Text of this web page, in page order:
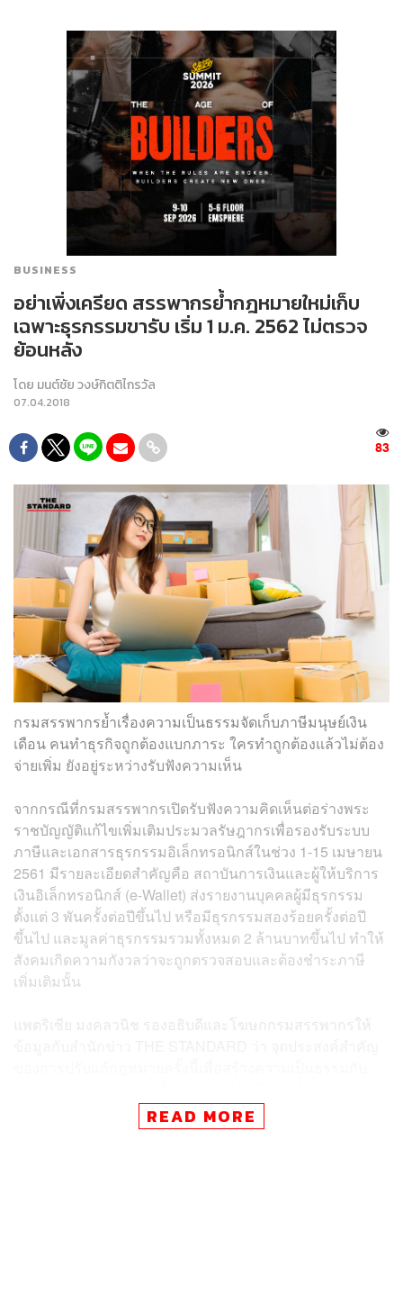
BUSINESS
อย่าเพิ่งเครียด สรรพากรย้ำกฎหมายใหม่เก็บ
เฉพาะธุรกรรมขารับ เริ่ม 1 ม.ค. 2562 ไม่ตรวจ
ย้อนหลัง
โดย มนต์ชัย วงษ์กิตติไกรวัล
07.04.2018
83
กรมสรรพากรย้ำเรื่องความเป็นธรรมจัดเก็บภาษีมนุษย์เงิน
เดือน คนทำธุรกิจถูกต้องแบกภาระ ใครทำถูกต้องแล้วไม่ต้อง
จ่ายเพิ่ม ยังอยู่ระหว่างรับฟังความเห็น
จากกรณีที่กรมสรรพากรเปิดรับฟังความคิดเห็นต่อร่างพระ
ราชบัญญัติแก้ไขเพิ่มเติมประมวลรัษฎากรเพื่อรองรับระบบ
ภาษีและเอกสารธุรกรรมอิเล็กทรอนิกส์ในช่วง 1-15 เมษายน
2561 มีรายละเอียดสำคัญคือ สถาบันการเงินและผู้ให้บริการ
เงินอิเล็กทรอนิกส์ (e-Wallet) ส่งรายงานบุคคลผู้มีธุรกรรม
ตั้งแต่ 3 พันครั้งต่อปีขึ้นไป หรือมีธุรกรรมสองร้อยครั้งต่อปี
ขึ้นไป และมูลค่าธุรกรรมรวมทั้งหมด 2 ล้านบาทขึ้นไป ทำให้
สังคมเกิดความกังวลว่าจะถูกตรวจสอบและต้องชำระภาษี
เพิ่มเติมนั้น
แพตริเซีย มงคลวนิช รองอธิบดีและโฆษกกรมสรรพากรให้
ระบบภาษีอยู่จำนวนมาก ในขณะที่ผู้ที่ทำธุรกิจและค้าขาย
อย่างถูกต้อง รวมถึงมนุษย์เงินเดือนผู้มีรายได้ประจำเสียภาษี
READ MORE